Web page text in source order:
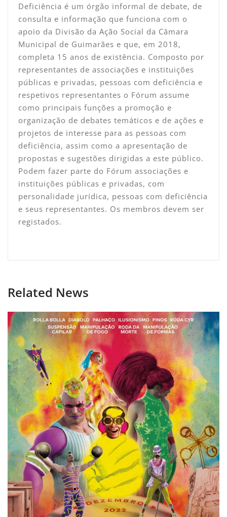
Deficiência é um órgão informal de debate, de
consulta e informação que funciona com o
apoio da Divisão da Ação Social da Câmara
Municipal de Guimarães e que, em 2018,
completa 15 anos de existência. Composto por
representantes de associações e instituições
públicas e privadas, pessoas com deficiência e
respetivos representantes o Fórum assume
como principais funções a promoção e
organização de debates temáticos e de ações e
projetos de interesse para as pessoas com
deficiência, assim como a apresentação de
propostas e sugestões dirigidas a este público.
Podem fazer parte do Fórum associações e
instituições públicas e privadas, com
personalidade jurídica, pessoas com deficiência
e seus representantes. Os membros devem ser
registados.
Related News